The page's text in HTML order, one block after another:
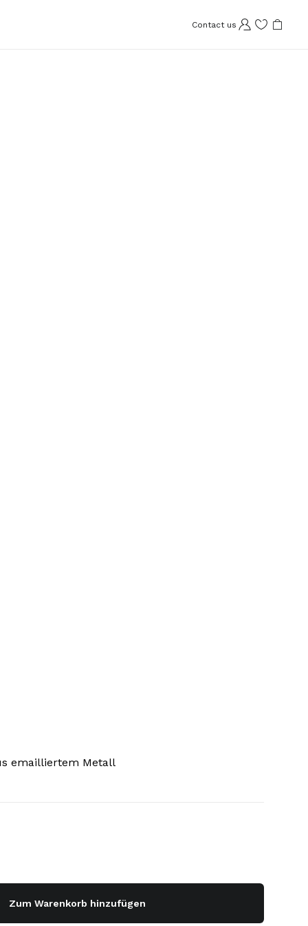
Contact us
emailliertem Metall
Zum Warenkorb hinzufügen